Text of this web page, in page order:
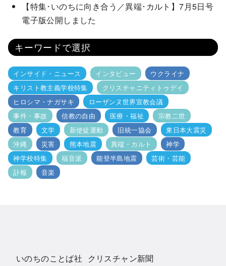
【特集･いのちに向き合う／異端･カルト】7月5日号
電子版公開しました
キーワードで選択
インサイド・ニュース インタビュー
ウクライナ
キリスト教主義学校特集
クリスチャニティトゥデイ
ヒロシマ・ナガサキ
ローザンヌ世界宣教会議
事件・事故
信教の自由 医療・福祉
宗教二世
教育
文学 新使徒運動 旧統一協会
東日本大震災
沖縄
災害 熊本地震 異端・カルト
神学
神学校特集
福音派 能登半島地震
芸術・芸能
訃報
音楽
いのちのことば社 クリスチャン新聞